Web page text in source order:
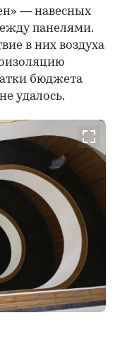
— навесных
панелями.
в них воздуха
бюджета
удалось.